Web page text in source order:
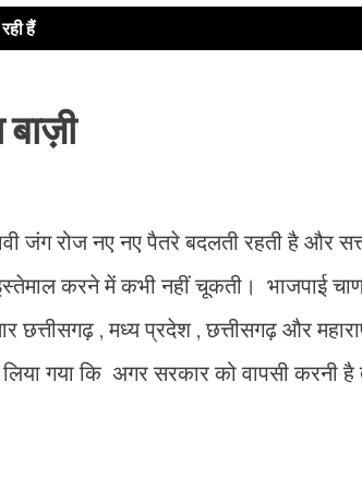
हैं
जंग रोज नए नए पैतरे बदलती रहती है और
करने में कभी नहीं चूकती। भाजपाई
छत्तीसगढ़ , मध्य प्रदेश , छत्तीसगढ़ और
गया कि अगर सरकार को वापसी करनी है